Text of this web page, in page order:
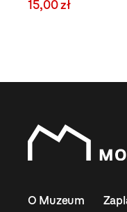
15,00 zł
O Muzeum